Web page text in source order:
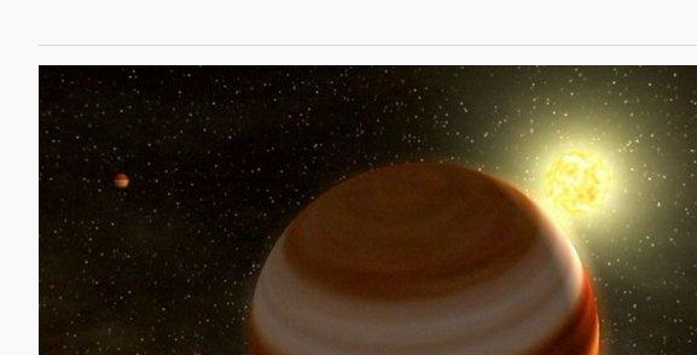
a
la
navegación